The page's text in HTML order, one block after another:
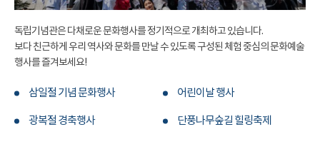
독립기념관은 다채로운 문화행사를 정기적으로 개최하고 있습니다.
보다 친근하게 우리 역사와 문화를 만날 수 있도록 구성된 체험 중심의 문화예술
행사를 즐겨보세요!
삼일절 기념 문화행사 어린이날 행사
광복절 경축행사 단풍나무숲길 힐링축제